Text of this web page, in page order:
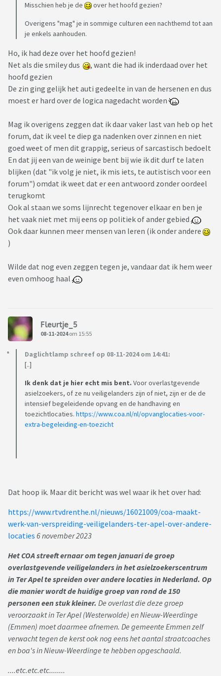
Misschien heb je de over het hoofd gezien?
Overigens "mag" je in sommige culturen een nachthemd tot aan
je enkels aanhouden.
Ho, ik had deze over het hoofd gezien!
Net als die smiley dus
, want die had ik inderdaad over het
hoofd gezien
De zin ging gelijk het auti gedeelte in van de hersenen en dus
moest er hard over de logica nagedacht worden
Mag ik overigens zeggen dat ik daar vaker last van heb op het
forum, dat ik veel te diep ga nadenken over zinnen en niet
goed weet of men dit grappig, serieus of sarcastisch bedoelt
En dat jij een van de weinige bent bij wie ik dit durf te laten
blijken (dat "ik volg je niet, ik mis iets, te autistisch voor een
forum") omdat ik weet dat er een antwoord zonder oordeel
terugkomt
Ook al staan we soms lijnrecht tegenover elkaar en ben je
het vaak niet met mij eens op politiek of ander gebied
Ook daar kunnen meer mensen van leren (ik onder andere
)
Wilde dat nog even zeggen tegen je, vandaar dat ik hem weer
even omhoog haal
Fleurtje_5
08-11-2024om 15:55
Daglichtlamp schreef op 08-11-2024 om 14:41:
[..]
Ik denk dat je hier echt mis bent. Voor overlastgevende
asielzoekers, of ze nu veiligelanders zijn of niet, zijn er de de
intensief begeleidende opvang en de handhaving en
toezichtlocaties. https://www.coa.nl/nl/opvanglocaties-voor-
extra-begeleiding-en-toezicht
Dat hoop ik. Maar dit bericht was wel waar ik het over had:
https://www.rtvdrenthe.nl/nieuws/16021009/coa-maakt-
werk-van-verspreiding-veiligelanders-ter-apel-over-andere-
locaties 6 november 2023
Het COA streeft ernaar om tegen januari de groep
overlastgevende veiligelanders in het asielzoekerscentrum
in Ter Apel te spreiden over andere locaties in Nederland. Op
die manier wordt de huidige groep van rond de 150
personen een stuk kleiner. De overlast die deze groep
veroorzaakt in Ter Apel (Westerwolde) en Nieuw-Weerdinge
(Emmen) moet daarmee afnemen. De gemeente Emmen zelf
verwacht tegen de kerst ook nog eens het aantal straatcoaches
en boa's in Nieuw-Weerdinge te hebben opgeschaald.
....etc.etc.etc........